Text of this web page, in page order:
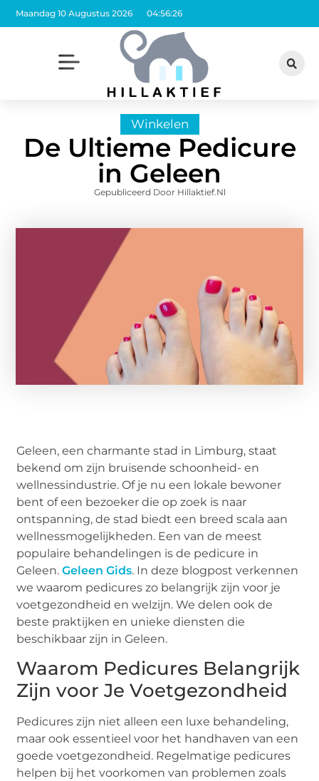
Maandag 10 Augustus 2026 04:56:27
Winkelen
De Ultieme Pedicure
in Geleen
Gepubliceerd Door Hillaktief.nl
Geleen, een charmante stad in Limburg, staat
bekend om zijn bruisende schoonheid- en
wellnessindustrie. Of je nu een lokale bewoner
bent of een bezoeker die op zoek is naar
ontspanning, de stad biedt een breed scala aan
wellnessmogelijkheden. Een van de meest
populaire behandelingen is de pedicure in
Geleen.Geleen Gids. In deze blogpost verkennen
we waarom pedicures zo belangrijk zijn voor je
voetgezondheid en welzijn. We delen ook de
beste praktijken en unieke diensten die
beschikbaar zijn in Geleen.
Waarom Pedicures Belangrijk
Zijn voor Je Voetgezondheid
Pedicures zijn niet alleen een luxe behandeling,
maar ook essentieel voor het handhaven van een
goede voetgezondheid. Regelmatige pedicures
helpen bij het voorkomen van problemen zoals